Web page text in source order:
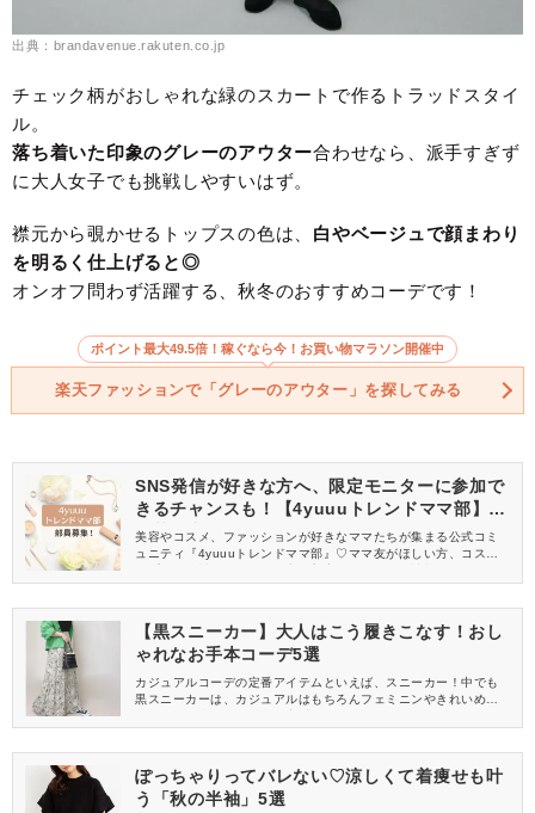
出典：brandavenue.rakuten.co.jp
チェック柄がおしゃれな緑のスカートで作るトラッドスタイ
ル。
落ち着いた印象のグレーのアウター合わせなら、派手すぎず
に大人女子でも挑戦しやすいはず。
襟元から覗かせるトップスの色は、 白やベージュで顔まわり
を明るく仕上げると◎
オンオフ問わず活躍する、秋冬のおすすめコーデです！
ポイント最大49.5倍！稼ぐなら今！お買い物マラソン開催中
楽天ファッションで「グレーのアウター」を探してみる
SNS発信が好きな方へ、限定モニターに参加で
きるチャンスも！【4yuuuトレンドママ部】部
員募集中
美容やコスメ、ファッションが好きなママたちが集まる公式コミ
ュニティ『4yuuuトレンドママ部』♡ママ友がほしい方、コスメサ
信してくれる方を募集しています！
【黒スニーカー】大人はこう履きこなす！おし
ゃれなお手本コーデ5選
カジュアルコーデの定番アイテムといえば、スニーカー！中でも
黒スニーカーは、カジュアルはもちろんフェミニンやきれいめス
ニーカーを使った大人なレディースコーデをご紹介します♡
ぽっちゃりってバレない♡涼しくて着痩せも叶
う「秋の半袖」5選